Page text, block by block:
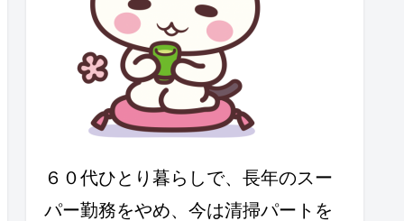
６０代ひとり暮らしで、長年のスー
パー勤務をやめ、今は清掃パートを